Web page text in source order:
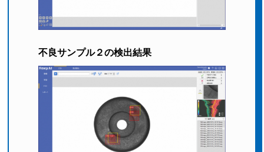
不良サンプル２の検出結果